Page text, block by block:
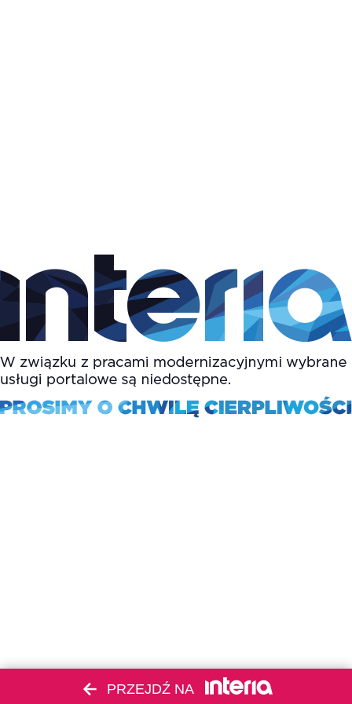
PRZEJDŹ NA